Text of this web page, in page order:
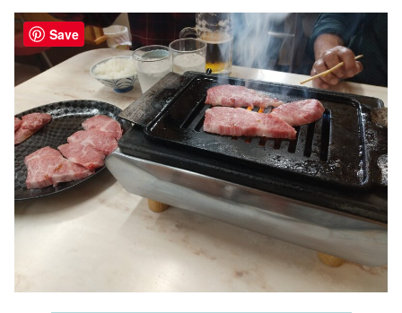
Save